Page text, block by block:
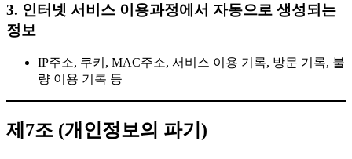
3. 인터넷 서비스 이용과정에서 자동으로 생성되는
정보
IP주소, 쿠키, MAC주소, 서비스 이용 기록, 방문 기록, 불
량 이용 기록 등
제7조 (개인정보의 파기)